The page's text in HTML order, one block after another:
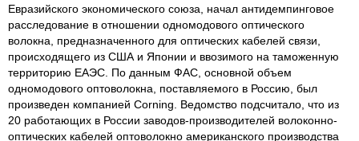
Евразийского экономического союза, начал антидемпинговое
расследование в отношении одномодового оптического
волокна, предназначенного для оптических кабелей связи,
происходящего из США и Японии и ввозимого на таможенную
территорию ЕАЭС. По данным ФАС, основной объем
одномодового оптоволокна, поставляемого в Россию, был
произведен компанией Corning. Ведомство подсчитало, что из
20 работающих в России заводов-производителей волоконно-
оптических кабелей оптоволокно американского производства